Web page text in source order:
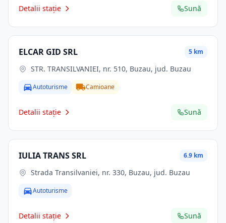
Detalii stație Sună
ELCAR GID SRL 5 km
STR. TRANSILVANIEI, nr. 510, Buzau, jud. Buzau
Autoturisme Camioane
Detalii stație Sună
IULIA TRANS SRL 6.9 km
Strada Transilvaniei, nr. 330, Buzau, jud. Buzau
Autoturisme
Detalii stație Sună